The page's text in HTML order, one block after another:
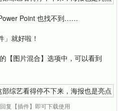
Point 也找不到……
」就好啦！
【图片混合】选项中，可以看到
复【插件】即可下载使用